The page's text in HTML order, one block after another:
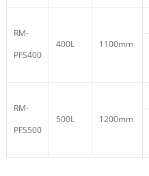
RM-
PFS400
400L 1100mm
RM-
PFS500
500L 1200mm